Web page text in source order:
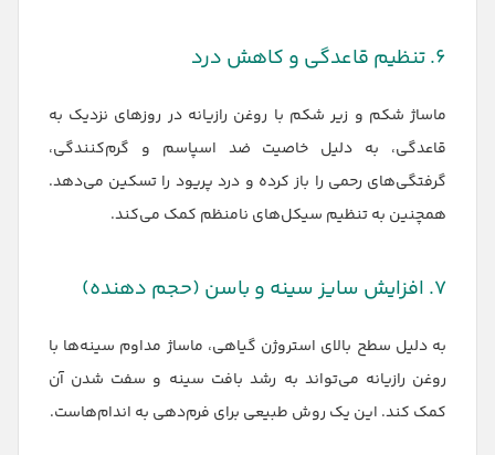
۶. تنظیم قاعدگی و کاهش درد
ماساژ شکم و زیر شکم با روغن رازیانه در روزهای نزدیک به
قاعدگی، به دلیل خاصیت ضد اسپاسم و گرم‌کنندگی،
گرفتگی‌های رحمی را باز کرده و درد پریود را تسکین می‌دهد.
همچنین به تنظیم سیکل‌های نامنظم کمک می‌کند.
۷. افزایش سایز سینه و باسن (حجم دهنده)
به دلیل سطح بالای استروژن گیاهی، ماساژ مداوم سینه‌ها با
روغن رازیانه می‌تواند به رشد بافت سینه و سفت شدن آن
کمک کند. این یک روش طبیعی برای فرم‌دهی به اندام‌هاست.